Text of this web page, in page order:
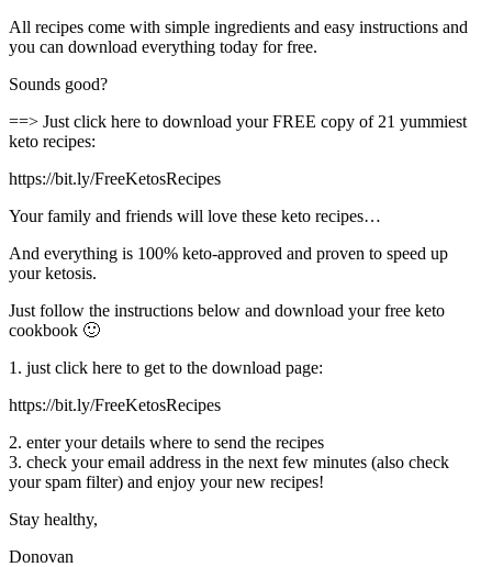
All recipes come with simple ingredients and easy instructions and
you can download everything today for free.
Sounds good?
==> Just click here to download your FREE copy of 21 yummiest
keto recipes:
https://bit.ly/FreeKetosRecipes
Your family and friends will love these keto recipes…
And everything is 100% keto-approved and proven to speed up
your ketosis.
Just follow the instructions below and download your free keto
cookbook 🙂
1. just click here to get to the download page:
https://bit.ly/FreeKetosRecipes
2. enter your details where to send the recipes
3. check your email address in the next few minutes (also check
your spam filter) and enjoy your new recipes!
Stay healthy,
Donovan